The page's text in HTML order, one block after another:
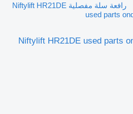
رافعة سلة مفصلية Niftylift HR21DE
used parts
Niftylift HR21DE used parts